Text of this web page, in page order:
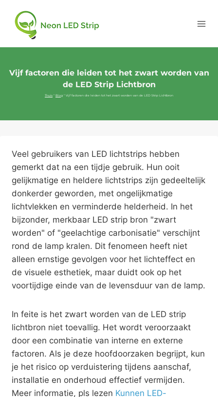
Vijf factoren die leiden tot het zwart worden van
de LED Strip Lichtbron
Thuis " Blog " Vijf factoren die leiden tot het zwart worden van de LED Strip Lichtbron
Veel gebruikers van LED lichtstrips hebben
gemerkt dat na een tijdje gebruik. Hun ooit
gelijkmatige en heldere lichtstrips zijn gedeeltelijk
donkerder geworden, met ongelijkmatige
lichtvlekken en verminderde helderheid. In het
bijzonder, merkbaar LED strip bron "zwart
worden" of "geelachtige carbonisatie" verschijnt
rond de lamp kralen. Dit fenomeen heeft niet
alleen ernstige gevolgen voor het lichteffect en
de visuele esthetiek, maar duidt ook op het
voortijdige einde van de levensduur van de lamp.
In feite is het zwart worden van de LED strip
lichtbron niet toevallig. Het wordt veroorzaakt
door een combinatie van interne en externe
factoren. Als je deze hoofdoorzaken begrijpt, kun
je het risico op verduistering tijdens aanschaf,
installatie en onderhoud effectief vermijden.
Meer informatie, pls lezen Kunnen LED-